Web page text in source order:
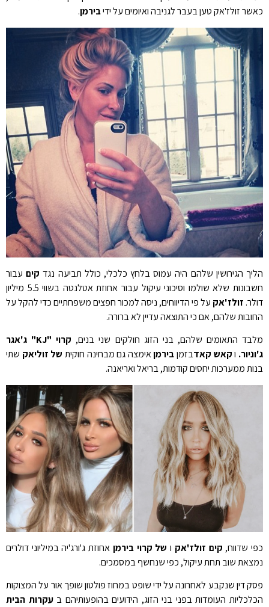
כאשר זולז'אק טען בעבר לגניבה ואיומים על ידיבירמן.
הליך הגירושין שלהם היה עמוס בלחץ כלכלי, כולל תביעה נגד קיםעבור
חשבונות שלא שולמו וסיכוני עיקול עבור אחוזת אטלנטה בשווי 5.5 מיליון
דולר. זולז'אק על פי הדיווחים, ניסה למכור חפצים משפחתיים כדי להקל על
החובות שלהם, אם כי התוצאה עדיין לא ברורה.
מלבד התאומים שלהם, בני הזוג חולקים שני בנים,
קרוי "KJ" ג'אגר
ג'וניור. וקאש קאדבזמןבירמןאימצה גם מבחינה חוקית של זוליאק שתי
בנות ממערכות יחסים קודמות, בריאל ואריאנה.
כפי שדווח, קים זולז'אק ושל קרוי בירמן אחוזת ג'ורג'יה במיליוני דולרים
נמצאת שוב תחת עיקול, כפי שנחשף במסמכים.
פסק דין שנקבע לאחרונה על ידי שופט במחוז פולטון שופך אור על המצוקות
הכלכליות העומדות בפני בני הזוג, הידועים בהופעותיהם בעקרות הבית